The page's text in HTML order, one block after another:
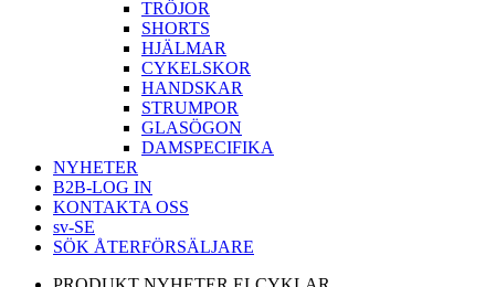
TRÖJOR
SHORTS
HJÄLMAR
CYKELSKOR
HANDSKAR
STRUMPOR
GLASÖGON
DAMSPECIFIKA
NYHETER
B2B-LOG IN
KONTAKTA OSS
sv-SE
SÖK ÅTERFÖRSÄLJARE